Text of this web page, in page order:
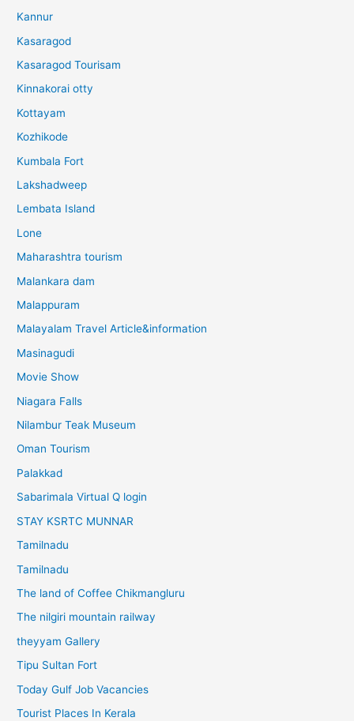
Kannur
Kasaragod
Kasaragod Tourisam
Kinnakorai otty
Kottayam
Kozhikode
Kumbala Fort
Lakshadweep
Lembata Island
Lone
Maharashtra tourism
Malankara dam
Malappuram
Malayalam Travel Article&information
Masinagudi
Movie Show
Niagara Falls
Nilambur Teak Museum
Oman Tourism
Palakkad
Sabarimala Virtual Q login
STAY KSRTC MUNNAR
Tamilnadu
Tamilnadu
The land of Coffee Chikmangluru
The nilgiri mountain railway
theyyam Gallery
Tipu Sultan Fort
Today Gulf Job Vacancies
Tourist Places In Kerala